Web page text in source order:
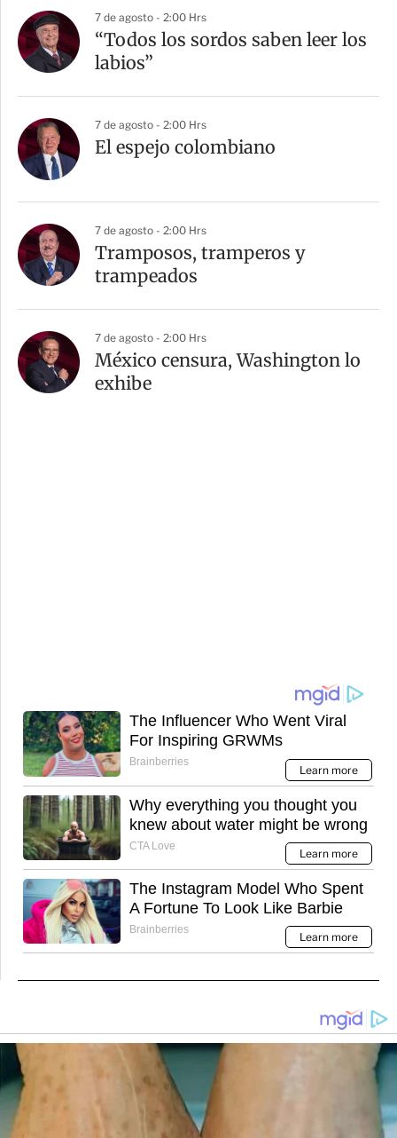
7 de agosto - 2:00 Hrs
“Todos los sordos saben leer los
labios”
7 de agosto - 2:00 Hrs
El espejo colombiano
7 de agosto - 2:00 Hrs
Tramposos, tramperos y
trampeados
7 de agosto - 2:00 Hrs
México censura, Washington lo
exhibe